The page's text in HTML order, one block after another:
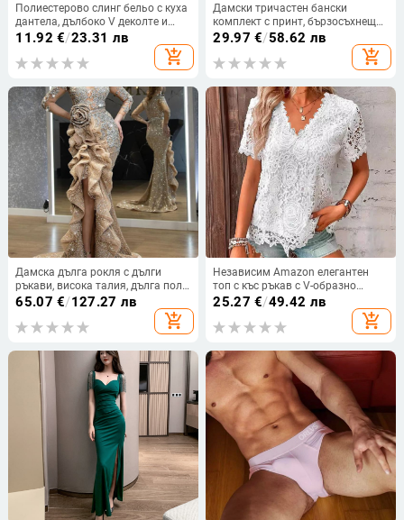
Полиестерово слинг бельо с куха
дантела, дълбоко V деколте и
презрамкова рокля (90–95%
полиестер; тънка тъкан 121–140
g/m²; издание зима 2024; MOQ
11.92 €/23.31 лв
add_shopping_cart
Дамски тричастен бански
комплект с принт, бързосъхнещ
полиестер със спандекс
(82%/18%), подплънки за бюст
29.97 €/58.62 лв
add_shopping_cart
Дамска дълга рокля с дълги
ръкави, висока талия, дълга пола,
полиестер 95%+
65.07 €/127.27 лв
add_shopping_cart
Независим Amazon елегантен
топ с къс ръкав с V-образно
деколте, щампован, дантела,
европейска и американска лятна
нова тениска с къс ръкав за жени
25.27 €/49.42 лв
add_shopping_cart